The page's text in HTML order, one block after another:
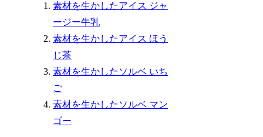
素材を生かしたアイス ジャ
ージー牛乳
素材を生かしたアイス ほう
じ茶
素材を生かしたソルベ いち
ご
素材を生かしたソルベ マン
ゴー